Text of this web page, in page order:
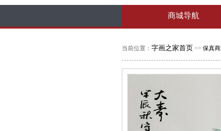
商城导航
当前位置： 字画之家首页 >> 保真